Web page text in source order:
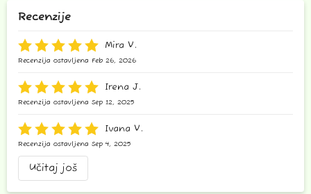
Recenzije
Mira V.
Recenzija ostavljena Feb 26, 2026
Irena J.
Recenzija ostavljena Sep 12, 2025
Ivana V.
Recenzija ostavljena Sep 4, 2025
Učitaj još